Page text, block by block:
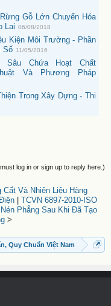
Gỗ Lớn Chuyển Hóa
Lai 06/08/2018
Kiện Môi Trường - Phần
Số 11/05/2016
Sâu Chứa Hoạt Chất
Và Phương Pháp
Trong Xây Dựng - Thi
log in or sign up to reply here.)
Cất Và Nhiên Liệu Hàng
TCVN 6897-2010-ISO
Phẳng Sau Khi Đã Tạo
>
Quy Chuẩn Việt Nam